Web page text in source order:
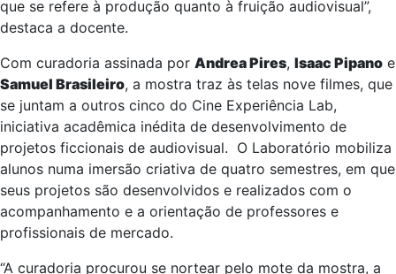
que se refere à produção quanto à fruição audiovisual”,
destaca a docente.
Com curadoria assinada por Andrea Pires, Isaac Pipano e
Samuel Brasileiro, a mostra traz às telas nove filmes, que
se juntam a outros cinco do Cine Experiência Lab,
iniciativa acadêmica inédita de desenvolvimento de
projetos ficcionais de audiovisual. O Laboratório mobiliza
alunos numa imersão criativa de quatro semestres, em que
seus projetos são desenvolvidos e realizados com o
acompanhamento e a orientação de professores e
profissionais de mercado.
“A curadoria procurou se nortear pelo mote da mostra, a